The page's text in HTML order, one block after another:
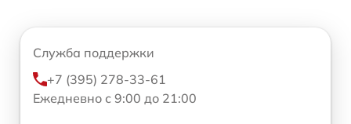
Служба поддержки
+7 (395) 278-33-61
Ежедневно с 9:00 до 21:00